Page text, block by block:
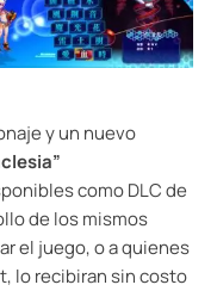
y un nuevo
como DLC de
de los mismos
el juego, o a quienes
lo recibiran sin costo